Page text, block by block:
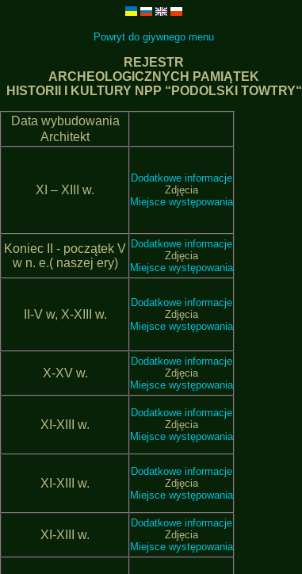
Powrуt do gіуwnego menu
REJESTR
ARCHEOLOGICZNYCH PAMIĄTEK
HISTORII I KULTURY NPP “PODOLSKI ТОWTRY“
Data wybudowania
Architekt
ХІ – ХІІІ w.
Dodatkowe informacje
Zdjęcia
Miejsce występowania
Koniec II - początek V
w n. e.( naszej ery)
Dodatkowe informacje
Zdjęcia
Miejsce występowania
ІІ-V w, Х-ХІІІ w.
Dodatkowe informacje
Zdjęcia
Miejsce występowania
Х-ХV w.
Dodatkowe informacje
Zdjęcia
Miejsce występowania
ХІ-ХІІІ w.
Dodatkowe informacje
Zdjęcia
Miejsce występowania
ХІ-ХІІІ w.
Dodatkowe informacje
Zdjęcia
Miejsce występowania
ХІ-ХІІІ w.
Dodatkowe informacje
Zdjęcia
Miejsce występowania